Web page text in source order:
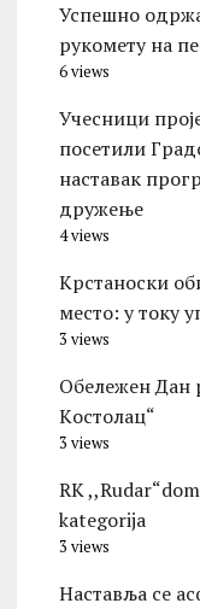
Успешно
рукомету на
6 views
Учесници
посетили
наставак
дружење
4 views
Крстаноски
место: у току
3 views
Обележен Дан
Kостолац“
3 views
RK
kategorija
3 views
Наставља се